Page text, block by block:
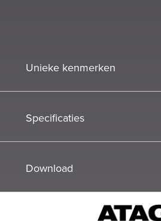
Unieke kenmerken
Specificaties
Download